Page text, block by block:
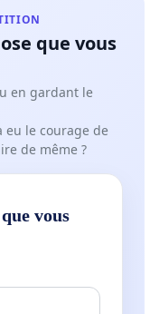
que vous
en gardant le
eu le courage de
de même ?
vous